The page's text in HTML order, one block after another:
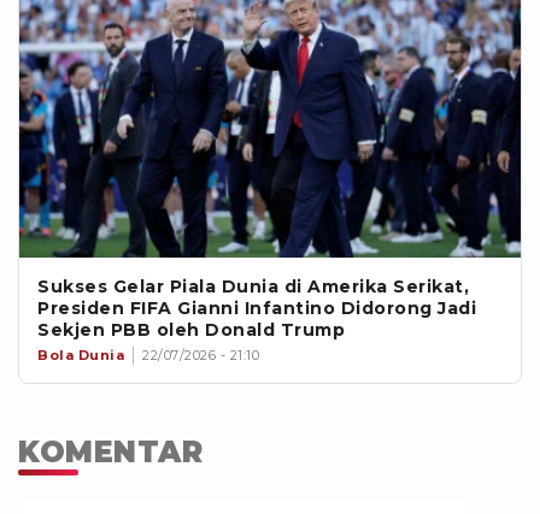
Sukses Gelar Piala Dunia di Amerika Serikat,
Presiden FIFA Gianni Infantino Didorong Jadi
Sekjen PBB oleh Donald Trump
Bola Dunia 22/07/2026 - 21:10
KOMENTAR